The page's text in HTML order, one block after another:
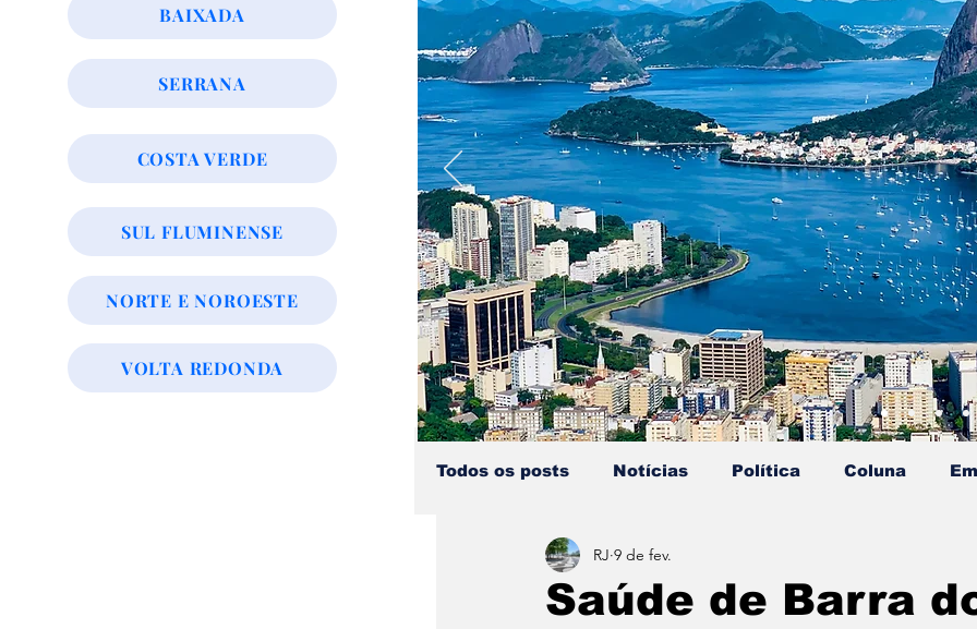
BAIXADA
SERRANA
COSTA VERDE
SUL FLUMINENSE
NORTE E NOROESTE
VOLTA REDONDA
Todos os posts Notícias Política Coluna
Estado do Rio Notícias em 1 min
Saúde de Barra
RJ 9 de fev.